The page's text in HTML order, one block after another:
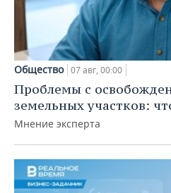
Общество 07 авг, 00:00
Проблемы с
земельных участков:
Мнение эксперта